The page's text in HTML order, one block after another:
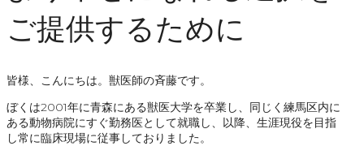
ご提供するために
皆様、こんにちは。獣医師の斉藤です。
ぼくは2001年に青森にある獣医大学を卒業し、同じく練馬区内に
ある動物病院にすぐ勤務医として就職し、以降、生涯現役を目指
し常に臨床現場に従事しておりました。